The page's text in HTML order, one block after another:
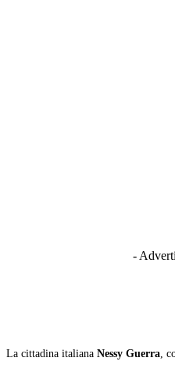
-
La cittadina italiana Nessy Guerra,